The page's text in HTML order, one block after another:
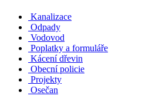
Kanalizace
Odpady
Vodovod
Poplatky a formuláře
Kácení dřevin
Obecní policie
Projekty
Osečan